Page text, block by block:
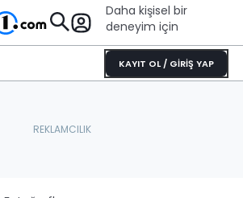
Daha kişisel bir
deneyim için
KAYIT OL / GİRİŞ YAP